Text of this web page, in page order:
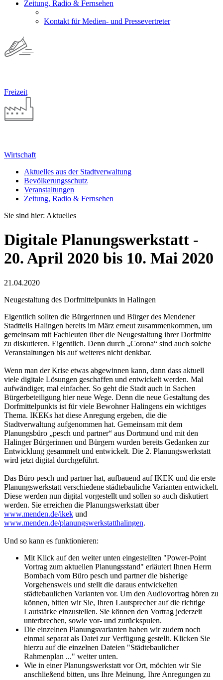
Zeitung, Radio & Fernsehen
Kontakt für Medien- und Pressevertreter
Freizeit
Wirtschaft
Aktuelles aus der Stadtverwaltung
Bevölkerungsschutz
Veranstaltungen
Zeitung, Radio & Fernsehen
Sie sind hier: Aktuelles
Digitale Planungswerkstatt -
20. April 2020 bis 10. Mai 2020
21.04.2020
Neugestaltung des Dorfmittelpunkts in Halingen
Eigentlich sollten die Bürgerinnen und Bürger des Mendener
Stadtteils Halingen bereits im März erneut zusammenkommen, um
gemeinsam mit Fachleuten über die Neugestaltung ihrer Dorfmitte
zu diskutieren. Eigentlich. Denn durch „Corona“ sind auch solche
Veranstaltungen bis auf weiteres nicht denkbar.
Wenn man der Krise etwas abgewinnen kann, dann dass aktuell
viele digitale Lösungen geschaffen und entwickelt werden. Mal
aufwändiger, mal einfacher. So geht die Stadt auch in Sachen
Bürgerbeteiligung hier neue Wege. Denn die neue Gestaltung des
Dorfmittelpunkts ist für viele Bewohner Halingens ein wichtiges
Thema. IKEKs hat diese Anregung ergeben, die die
Stadtverwaltung aufgenommen hat. Gemeinsam mit dem
Planungsbüro „pesch und partner“ aus Dortmund und mit den
Halinger Bürgerinnen und Bürgern wurden bereits Gedanken zur
Entwicklung gesammelt und entwickelt. Die 2. Planungswerkstatt
wird jetzt digital durchgeführt.
Das Büro pesch und partner hat, aufbauend auf IKEK und die erste
Planungswerkstatt verschiedene städtebauliche Varianten entwickelt.
Diese werden nun digital vorgestellt und sollen so auch diskutiert
werden. Sie erreichen die Planungswerkstatt über
www.menden.de/ikek und
www.menden.de/planungswerkstatthalingen.
Und so kann es funktionieren:
Mit Klick auf den weiter unten eingestellten "Power-Point
Vortrag zum aktuellen Planungsstand" erläutert Ihnen Herrn
Bombach vom Büro pesch und partner die bisherige
Vorgehensweis und stellt die daraus entwickelten
städtebaulichen Varianten vor. Um den Audiovortrag hören zu
können, bitten wir Sie, Ihren Lautsprecher auf die richtige
Lautstärke einzustellen. Sie können den Vortrag jederzeit
unterbrechen, sowie vor- und zurückspulen.
Die einzelnen Planungsvarianten haben wir zudem noch
einmal separat als Datei zur Verfügung gestellt. Klicken Sie
hierzu auf die einzelnen Dateien "Städtebaulicher
Rahmenplan ..." weiter unten.
Wie in einer Planungswerkstatt vor Ort, möchten wir Sie
anschließend bitten, uns Ihre Meinung, Ihre Anregungen zu